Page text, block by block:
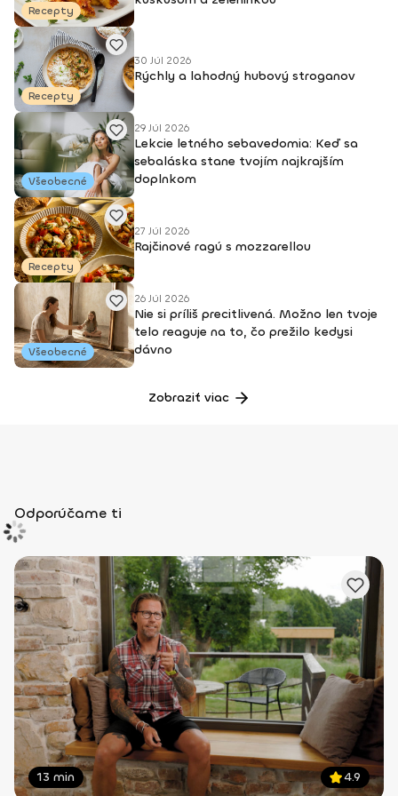
Recepty
Recepty
30 Júl 2026
Rýchly a lahodný hubový stroganov
Všeobecné
29 Júl 2026
Lekcie letného sebavedomia: Keď sa
sebaláska stane tvojím najkrajším
doplnkom
Recepty
27 Júl 2026
Rajčinové ragú s mozzarellou
Všeobecné
26 Júl 2026
Nie si príliš precitlivená. Možno len tvoje
telo reaguje na to, čo prežilo kedysi
dávno
Zobraziť viac
Odporúčame ti
13 min 4.9